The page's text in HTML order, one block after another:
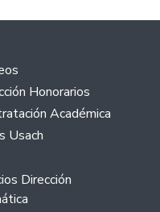
Honorarios
Académica
Usach
Dirección